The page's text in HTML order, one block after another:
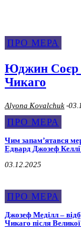
ПРО МЕРА
Юджин Соєр
Чикаго
Alyona Kovalchuk -
ПРО МЕРА
Чим запамʼятався
Едвард Джозеф
03.12.2025
ПРО МЕРА
Джозеф Меділл –
Чикаго після